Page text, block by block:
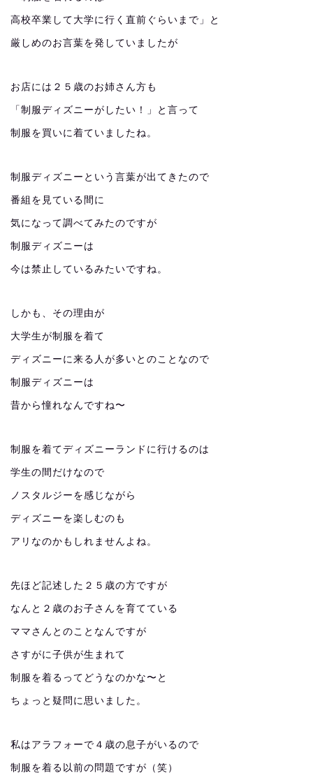
高校卒業して大学に行く直前ぐらいまで」と
厳しめのお言葉を発していましたが
お店には２５歳のお姉さん方も
「制服ディズニーがしたい！」と言って
制服を買いに着ていましたね。
制服ディズニーという言葉が出てきたので
番組を見ている間に
気になって調べてみたのですが
制服ディズニーは
今は禁止しているみたいですね。
しかも、その理由が
大学生が制服を着て
ディズニーに来る人が多いとのことなので
制服ディズニーは
昔から憧れなんですね〜
制服を着てディズニーランドに行けるのは
学生の間だけなので
ノスタルジーを感じながら
ディズニーを楽しむのも
アリなのかもしれませんよね。
先ほど記述した２５歳の方ですが
なんと２歳のお子さんを育てている
ママさんとのことなんですが
さすがに子供が生まれて
制服を着るってどうなのかな〜と
ちょっと疑問に思いました。
私はアラフォーで４歳の息子がいるので
制服を着る以前の問題ですが（笑）